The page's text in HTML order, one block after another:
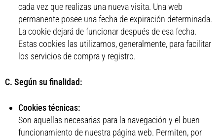
cada vez que realizas una nueva visita. Una web
permanente posee una fecha de expiración determinada.
La cookie dejará de funcionar después de esa fecha.
Estas cookies las utilizamos, generalmente, para facilitar
los servicios de compra y registro.
C. Según su finalidad:
Cookies técnicas:
Son aquellas necesarias para la navegación y el buen
funcionamiento de nuestra página web. Permiten, por